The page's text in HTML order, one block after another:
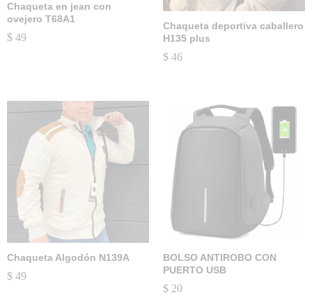
Chaqueta en jean con
ovejero T68A1
$ 49
Chaqueta deportiva caballero
H135 plus
$ 46
Chaqueta Algodón N139A
$ 49
BOLSO ANTIROBO CON
PUERTO USB
$ 20